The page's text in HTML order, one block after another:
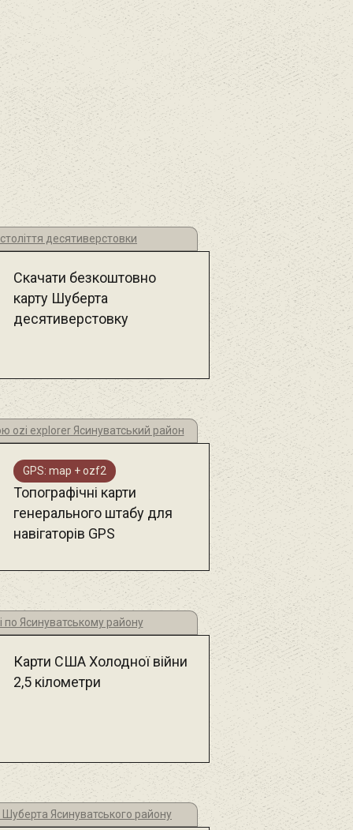
десятиверстовки
Скачати безкоштовно
карту Шуберта
десятиверстовку
ozi explorer Ясинуватський район
GPS: map + ozf2
Топографічні карти
генерального штабу для
навігаторів GPS
по Ясинуватському району
Карти США Холодної війни
2,5 кілометри
Шуберта Ясинуватського району